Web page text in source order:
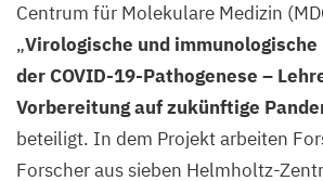
Centrum für Molekulare Medizin (
„Virologische und
der COVID-19-Pathogenese –
Vorbereitung auf zukünftige
beteiligt. In dem Projekt arbeiten
Forscher aus sieben Helmholtz-